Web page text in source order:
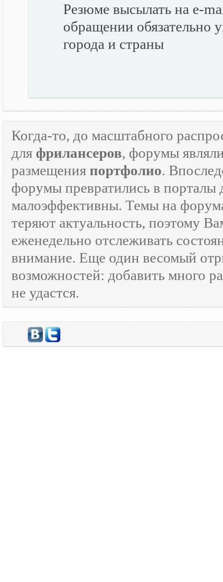
Резюме высылать на e-
обращении обязательно
города и страны
Когда-то, до масштабного
для фрилансеров, форумы
размещения портфолио.
форумы превратились в
малоэффективны. Темы на
теряют актуальность, поэтому
еженедельно отслеживать
внимание. Еще один весомый
возможностей: добавить много
не удастся.